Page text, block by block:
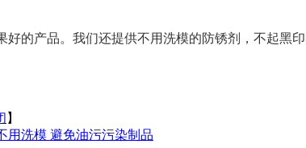
的产品。我们还提供不用洗模的防锈剂，不起黑
】
用洗模 避免油污污染制品